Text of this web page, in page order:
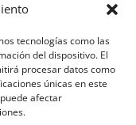
tecnologías como las
del dispositivo. El
procesar datos como
únicas en este
afectar